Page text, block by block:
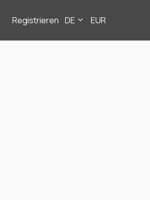
Registrieren DE EUR